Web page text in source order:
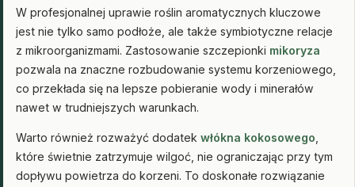
W profesjonalnej uprawie roślin aromatycznych kluczowe
jest nie tylko samo podłoże, ale także symbiotyczne relacje
z mikroorganizmami. Zastosowanie szczepionki mikoryza
pozwala na znaczne rozbudowanie systemu korzeniowego,
co przekłada się na lepsze pobieranie wody i minerałów
nawet w trudniejszych warunkach.
Warto również rozważyć dodatek włókna kokosowego
które świetnie zatrzymuje wilgoć, nie ograniczając przy tym
dopływu powietrza do korzeni. To doskonałe rozwiązanie